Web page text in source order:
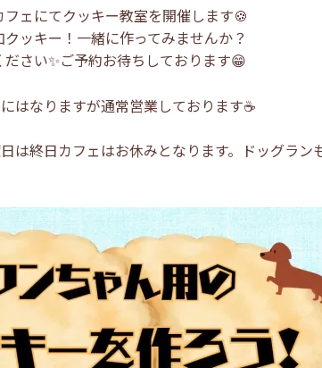
ェにてクッキー教室を開催します🍪
ッキー！一緒に作ってみませんか？
さい✨ご予約お待ちしております😁
はなりますが通常営業しております☕
は終日カフェはお休みとなります。ドッグラ